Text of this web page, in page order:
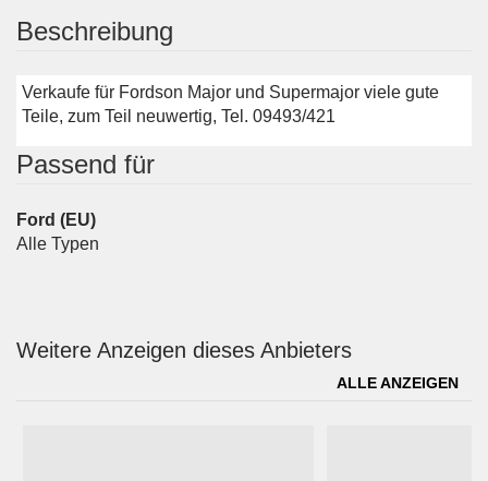
Beschreibung
Verkaufe für Fordson Major und Supermajor viele gute
Teile, zum Teil neuwertig, Tel. 09493/421
Passend für
Ford (EU)
Alle Typen
Weitere Anzeigen dieses Anbieters
ALLE ANZEIGEN